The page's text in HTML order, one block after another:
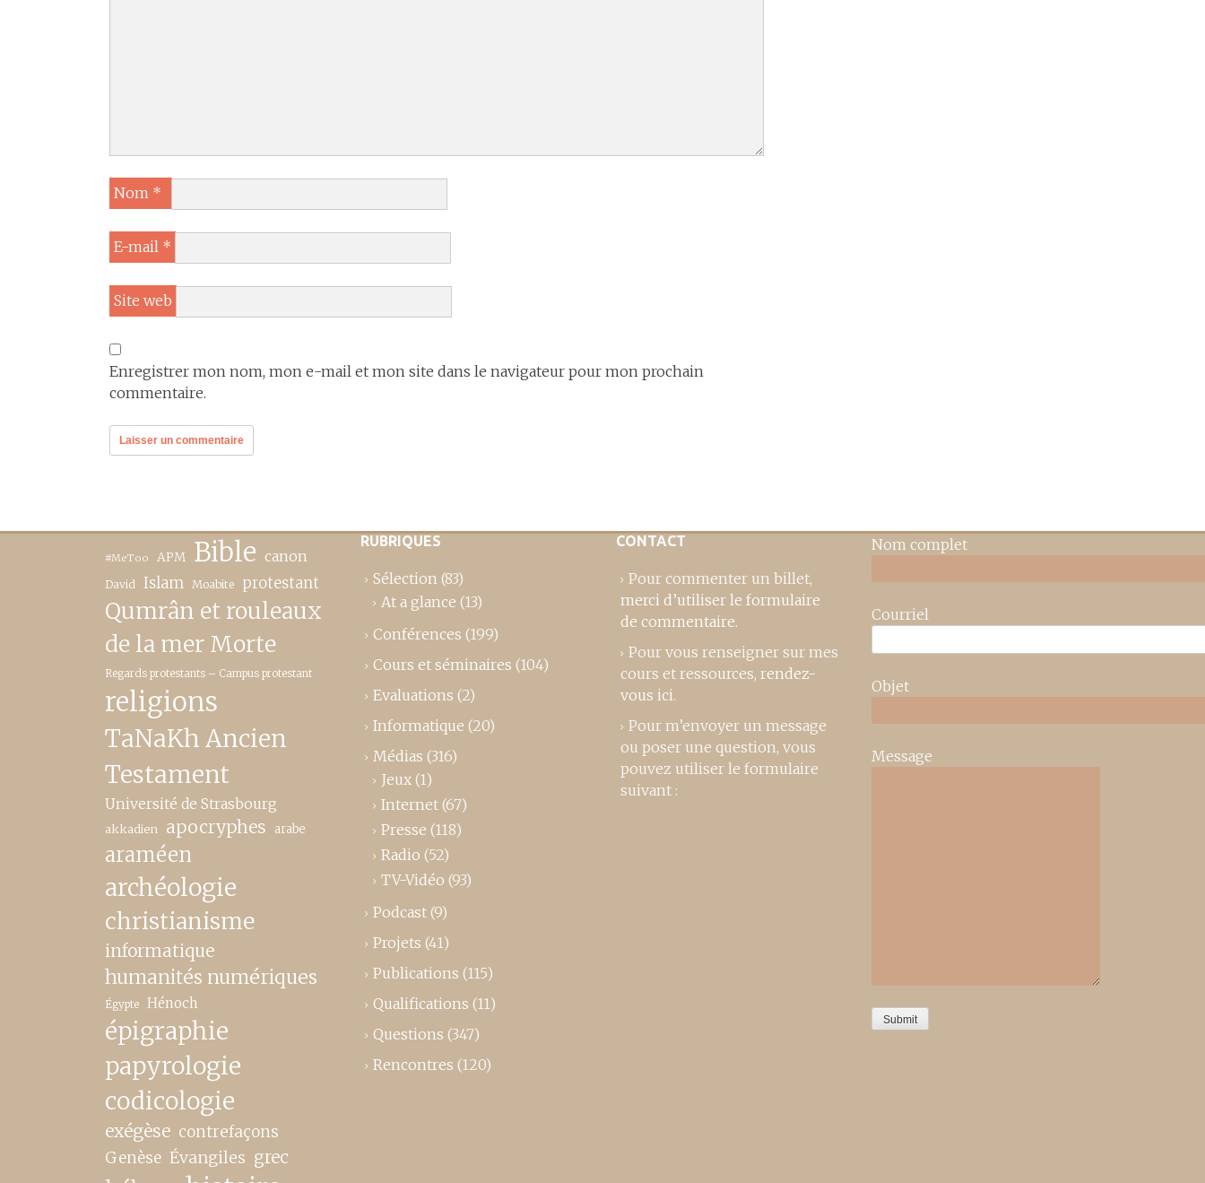
Nom *
E-mail *
Site web
Enregistrer mon nom, mon e-mail et mon site dans le navigateur pour mon prochain
commentaire.
#MeToo APM Bible canon
David Islam Moabite protestant
Qumrân et rouleaux
de la mer Morte
Regards protestants – Campus protestant
religions
TaNaKh Ancien
Testament
Université de Strasbourg
akkadien apocryphes arabe
araméen
archéologie
christianisme
informatique
humanités numériques
Égypte Hénoch
épigraphie
papyrologie
codicologie
exégèse contrefaçons
Genèse Évangiles grec
RUBRIQUES
Sélection (83)
At a glance (13)
Conférences (199)
Cours et séminaires (104)
Evaluations (2)
Informatique (20)
Médias (316)
Jeux (1)
Internet (67)
Presse (118)
Radio (52)
TV-Vidéo (93)
Podcast (9)
Projets (41)
Publications (115)
Qualifications (11)
Questions (347)
Rencontres (120)
CONTACT
Pour commenter un billet,
merci d’utiliser le formulaire
de commentaire.
Pour vous renseigner sur mes
cours et ressources, rendez-
vous ici.
Pour m’envoyer un message
ou poser une question, vous
pouvez utiliser le formulaire
suivant :
Nom complet
Courriel
Objet
Message